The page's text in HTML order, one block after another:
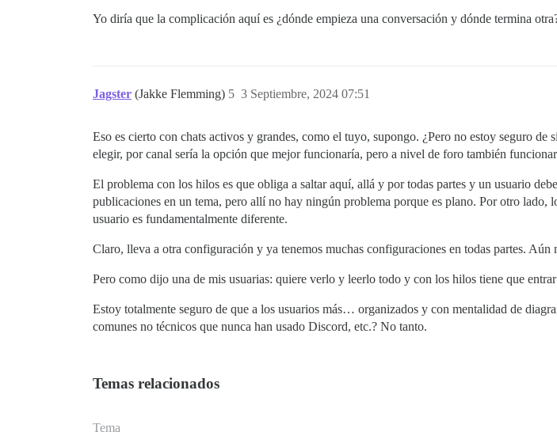
Yo diría que la complicación aquí es ¿dónde empieza una conversación y dónde termina
Jagster (Jakke Flemming) 3 Septiembre, 2024 07:51
5
Eso es cierto con chats activos y grandes, como el tuyo, supongo. ¿Pero no estoy seguro
elegir, por canal sería la opción que mejor funcionaría, pero a nivel de foro también
El problema con los hilos es que obliga a saltar aquí, allá y por todas partes y un usuario
publicaciones en un tema, pero allí no hay ningún problema porque es plano. Por otro lado,
usuario es fundamentalmente diferente.
Claro, lleva a otra configuración y ya tenemos muchas configuraciones en todas partes. Aún
Pero como dijo una de mis usuarias: quiere verlo y leerlo todo y con los hilos tiene que
Estoy totalmente seguro de que a los usuarios más… organizados y con mentalidad de
comunes no técnicos que nunca han usado Discord, etc.? No tanto.
Temas relacionados
Tema